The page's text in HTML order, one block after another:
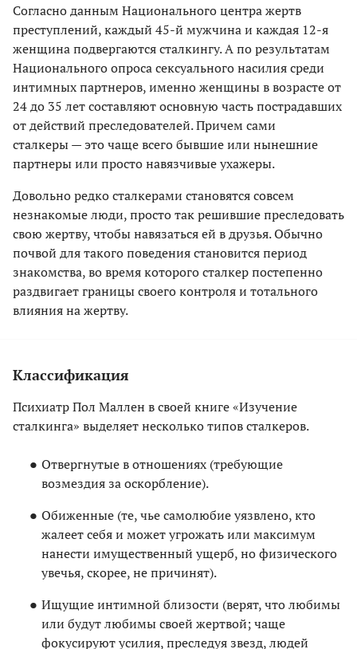
Согласно данным Национального центра жертв
преступлений, каждый 45-й мужчина и каждая 12-я
женщина подвергаются сталкингу. А по результатам
Национального опроса сексуального насилия среди
интимных партнеров, именно женщины в возрасте от
24 до 35 лет составляют основную часть пострадавших
от действий преследователей. Причем сами
сталкеры — это чаще всего бывшие или нынешние
партнеры или просто навязчивые ухажеры.
Довольно редко сталкерами становятся совсем
незнакомые люди, просто так решившие преследовать
свою жертву, чтобы навязаться ей в друзья. Обычно
почвой для такого поведения становится период
знакомства, во время которого сталкер постепенно
раздвигает границы своего контроля и тотального
влияния на жертву.
Классификация
Психиатр Пол Маллен в своей книге «Изучение
сталкинга» выделяет несколько типов сталкеров.
Отвергнутые в отношениях (требующие
возмездия за оскорбление).
Обиженные (те, чье самолюбие уязвлено, кто
жалеет себя и может угрожать или максимум
нанести имущественный ущерб, но физического
увечья, скорее, не причинят).
Ищущие интимной близости (верят, что любимы
или будут любимы своей жертвой; чаще
фокусируют усилия, преследуя звезд, людей